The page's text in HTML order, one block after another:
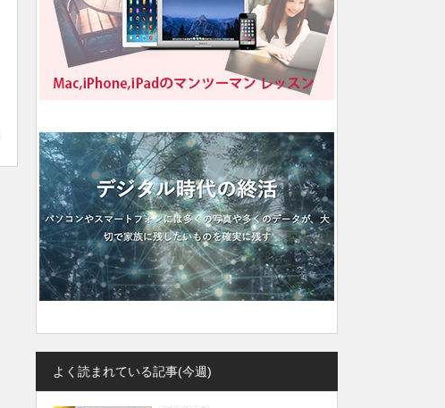
よく読まれている記事(今週)